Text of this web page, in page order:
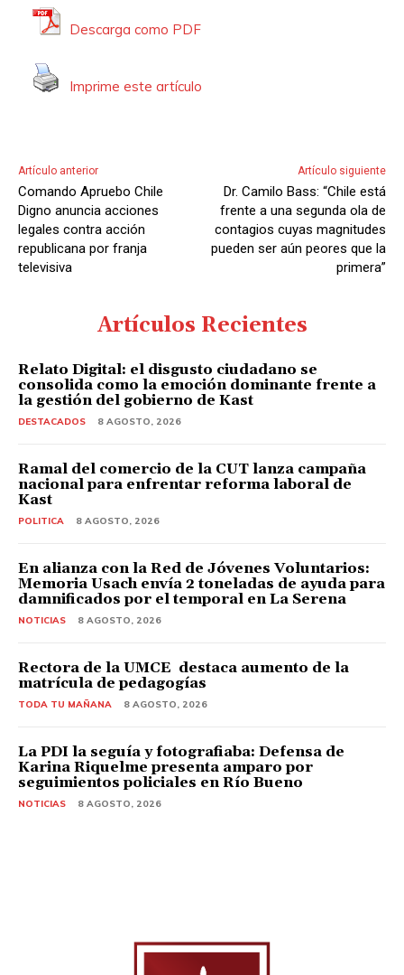
o
Descarga como PDF
Imprime este artículo
Artículo anterior
Comando Apruebo Chile
Digno anuncia acciones
legales contra acción
republicana por franja
televisiva
Artículo siguiente
Dr. Camilo Bass: “Chile está
frente a una segunda ola de
contagios cuyas magnitudes
pueden ser aún peores que la
primera”
Artículos Recientes
Relato Digital: el disgusto ciudadano se
consolida como la emoción dominante frente a
la gestión del gobierno de Kast
DESTACADOS 8 AGOSTO, 2026
Ramal del comercio de la CUT lanza campaña
nacional para enfrentar reforma laboral de
Kast
POLITICA 8 AGOSTO, 2026
En alianza con la Red de Jóvenes Voluntarios:
Memoria Usach envía 2 toneladas de ayuda para
damnificados por el temporal en La Serena
NOTICIAS 8 AGOSTO, 2026
Rectora de la UMCE destaca aumento de la
matrícula de pedagogías
TODA TU MAÑANA 8 AGOSTO, 2026
La PDI la seguía y fotografiaba: Defensa de
Karina Riquelme presenta amparo por
seguimientos policiales en Río Bueno
NOTICIAS 8 AGOSTO, 2026